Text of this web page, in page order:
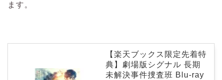
ます。
【楽天ブックス限定先着特
典】劇場版シグナル 長期
未解決事件捜査班 Blu-ray